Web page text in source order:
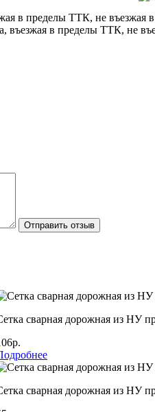
в пределы ТТК, не въезжая
въезжая в пределы ТТК, не
Отправить отзыв
сварная дорожная из НУ
сварная дорожная из НУ